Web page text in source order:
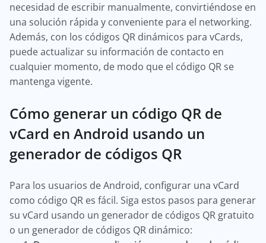
necesidad de escribir manualmente, convirtiéndose en
una solución rápida y conveniente para el networking.
Además, con los códigos QR dinámicos para vCards,
puede actualizar su información de contacto en
cualquier momento, de modo que el código QR se
mantenga vigente.
Cómo generar un código QR de
vCard en Android usando un
generador de códigos QR
Para los usuarios de Android, configurar una vCard
como código QR es fácil. Siga estos pasos para generar
su vCard usando un generador de códigos QR gratuito
o un generador de códigos QR dinámico: